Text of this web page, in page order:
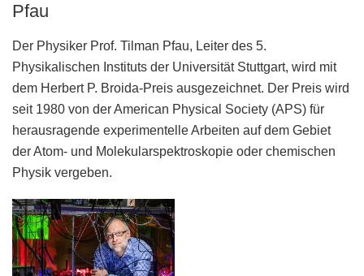
Pfau
Der Physiker Prof. Tilman Pfau, Leiter des 5.
Physikalischen Instituts der Universität Stuttgart, wird mit
dem Herbert P. Broida-Preis ausgezeichnet. Der Preis wird
seit 1980 von der American Physical Society (APS) für
herausragende experimentelle Arbeiten auf dem Gebiet
der Atom- und Molekularspektroskopie oder chemischen
Physik vergeben.